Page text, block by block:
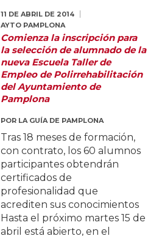
11 DE ABRIL DE 2014
AYTO PAMPLONA
Comienza la inscripción para
la selección de alumnado de la
nueva Escuela Taller de
Empleo de Polirrehabilitación
del Ayuntamiento de
Pamplona
POR LA GUÍA DE PAMPLONA
Tras 18 meses de formación,
con contrato, los 60 alumnos
participantes obtendrán
certificados de
profesionalidad que
acrediten sus conocimientos
Hasta el próximo martes 15 de
abril está abierto, en el